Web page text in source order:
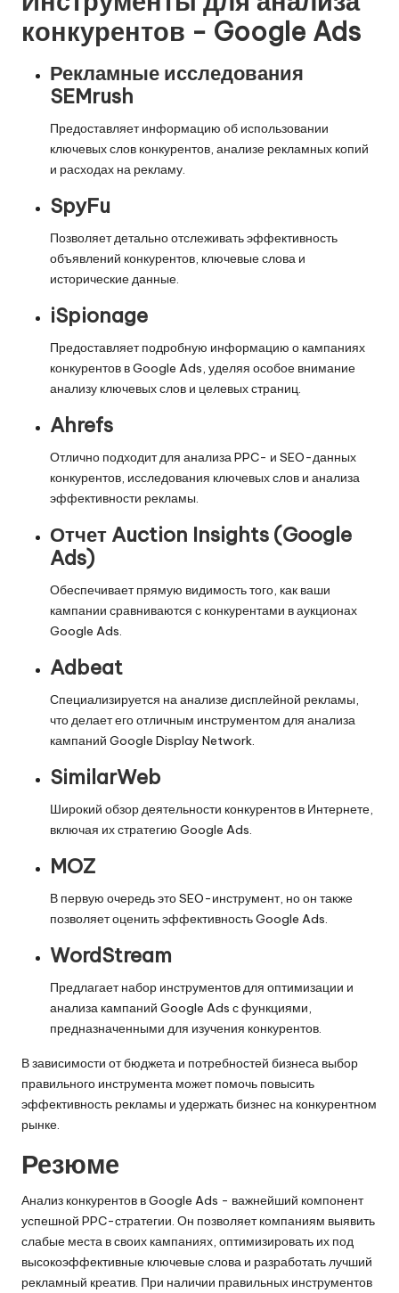
конкурентов - Google Ads
Рекламные исследования
SEMrush
Предоставляет информацию об использовании
ключевых слов конкурентов, анализе рекламных копий
и расходах на рекламу.
SpyFu
Позволяет детально отслеживать эффективность
объявлений конкурентов, ключевые слова и
исторические данные.
iSpionage
Предоставляет подробную информацию о кампаниях
конкурентов в Google Ads, уделяя особое внимание
анализу ключевых слов и целевых страниц.
Ahrefs
Отлично подходит для анализа PPC- и SEO-данных
конкурентов, исследования ключевых слов и анализа
эффективности рекламы.
Отчет Auction Insights (Google
Ads)
Обеспечивает прямую видимость того, как ваши
кампании сравниваются с конкурентами в аукционах
Google Ads.
Adbeat
Специализируется на анализе дисплейной рекламы,
что делает его отличным инструментом для анализа
кампаний Google Display Network.
SimilarWeb
Широкий обзор деятельности конкурентов в Интернете,
включая их стратегию Google Ads.
MOZ
В первую очередь это SEO-инструмент, но он также
позволяет оценить эффективность Google Ads.
WordStream
Предлагает набор инструментов для оптимизации и
анализа кампаний Google Ads с функциями,
предназначенными для изучения конкурентов.
В зависимости от бюджета и потребностей бизнеса выбор
правильного инструмента может помочь повысить
эффективность рекламы и удержать бизнес на конкурентном
рынке.
Резюме
Анализ конкурентов в Google Ads - важнейший компонент
успешной PPC-стратегии. Он позволяет компаниям выявить
слабые места в своих кампаниях, оптимизировать их под
высокоэффективные ключевые слова и разработать лучший
рекламный креатив. При наличии правильных инструментов